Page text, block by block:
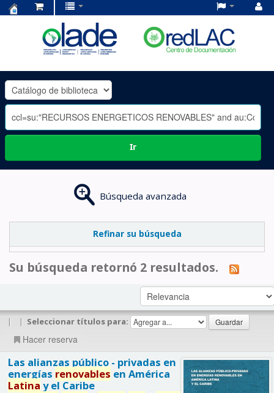
OLADE
-
Ir
Búsqueda avanzada
Refinar su búsqueda
Su búsqueda retornó 2 resultados.
| | Seleccionar títulos para:
Hacer reserva
Las alianzas público - privadas en
energías renovables en América
Latina y el Caribe